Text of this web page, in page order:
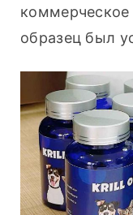
коммерческое
образец был